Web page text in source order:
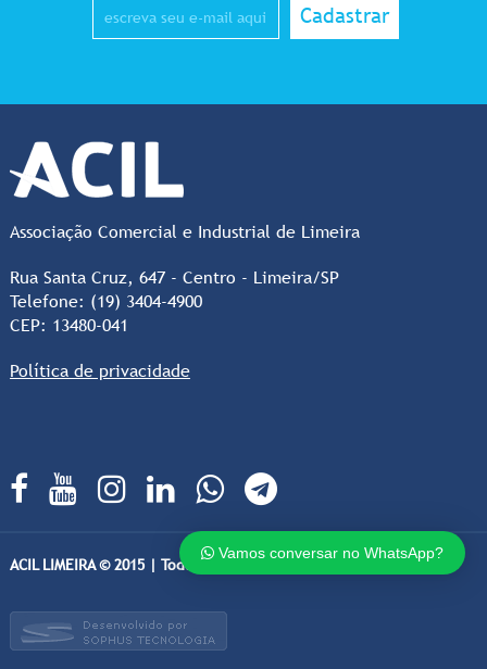
Cadastrar
Associação Comercial e Industrial de Limeira
Rua Santa Cruz, 647 - Centro - Limeira/SP
Telefone: (19) 3404-4900
CEP: 13480-041
Política de privacidade
ACIL LIMEIRA © 2015 | Todos os direitos Reservados
Vamos conversar no WhatsApp?